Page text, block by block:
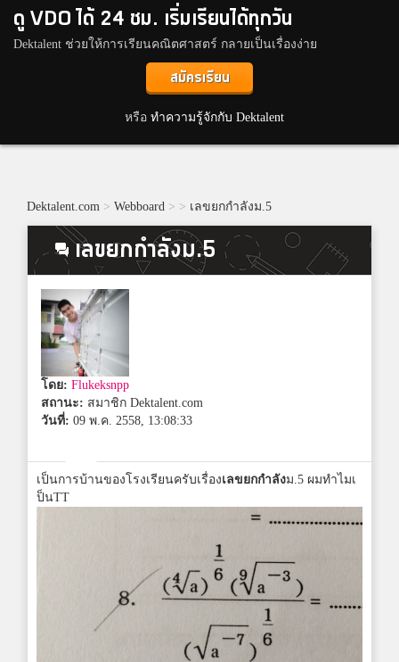
ดู VDO ได้ 24 ชม. เริ่มเรียนได้ทุกวัน
Dektalent ช่วยให้การเรียนคณิตศาสตร์ กลายเป็นเรื่องง่าย
สมัครเรียน
หรือ ทำความรู้จักกับ Dektalent
Dektalent.com > Webboard > > เลขยกกำลังม.5
เลขยกกำลังม.5
โดย: Flukeksnpp
สถานะ: สมาชิก Dektalent.com
วันที่: 09 พ.ค. 2558, 13:08:33
เป็นการบ้านของโรงเรียนครับเรื่องเลขยกกำลังม.5 ผมทำไมเ
ป็นTT